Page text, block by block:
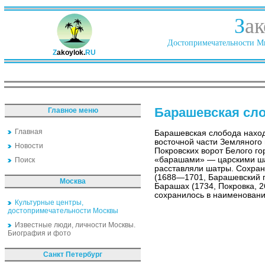
Zakoylok.RU
З
Достопримечательности
Главное меню
Главная
Новости
Поиск
Москва
Культурные центры,
достопримечательности Москвы
Известные люди, личности Москвы.
Биография и фото
Санкт Петербург
Барашевская
Барашевская слобода
восточной части Земляного
Покровских ворот Белого
«барашами» — царскими
расставляли шатры.
(1688—1701, Барашевский
Барашах (1734, Покровка,
сохранилось в